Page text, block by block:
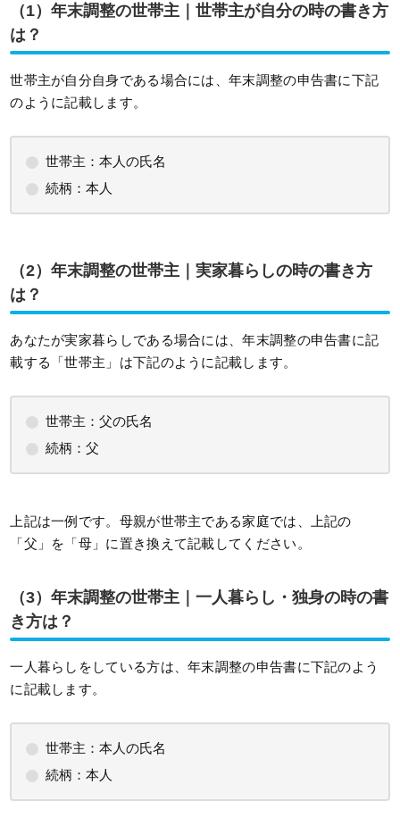
（1）年末調整の世帯主｜世帯主が自分の時の書き方
は？
世帯主が自分自身である場合には、年末調整の申告書に下記
のように記載します。
世帯主：本人の氏名
続柄：本人
（2）年末調整の世帯主｜実家暮らしの時の書き方
は？
あなたが実家暮らしである場合には、年末調整の申告書に記
載する「世帯主」は下記のように記載します。
世帯主：父の氏名
続柄：父
上記は一例です。母親が世帯主である家庭では、上記の
「父」を「母」に置き換えて記載してください。
（3）年末調整の世帯主｜一人暮らし・独身の時の書
き方は？
一人暮らしをしている方は、年末調整の申告書に下記のよう
に記載します。
世帯主：本人の氏名
続柄：本人